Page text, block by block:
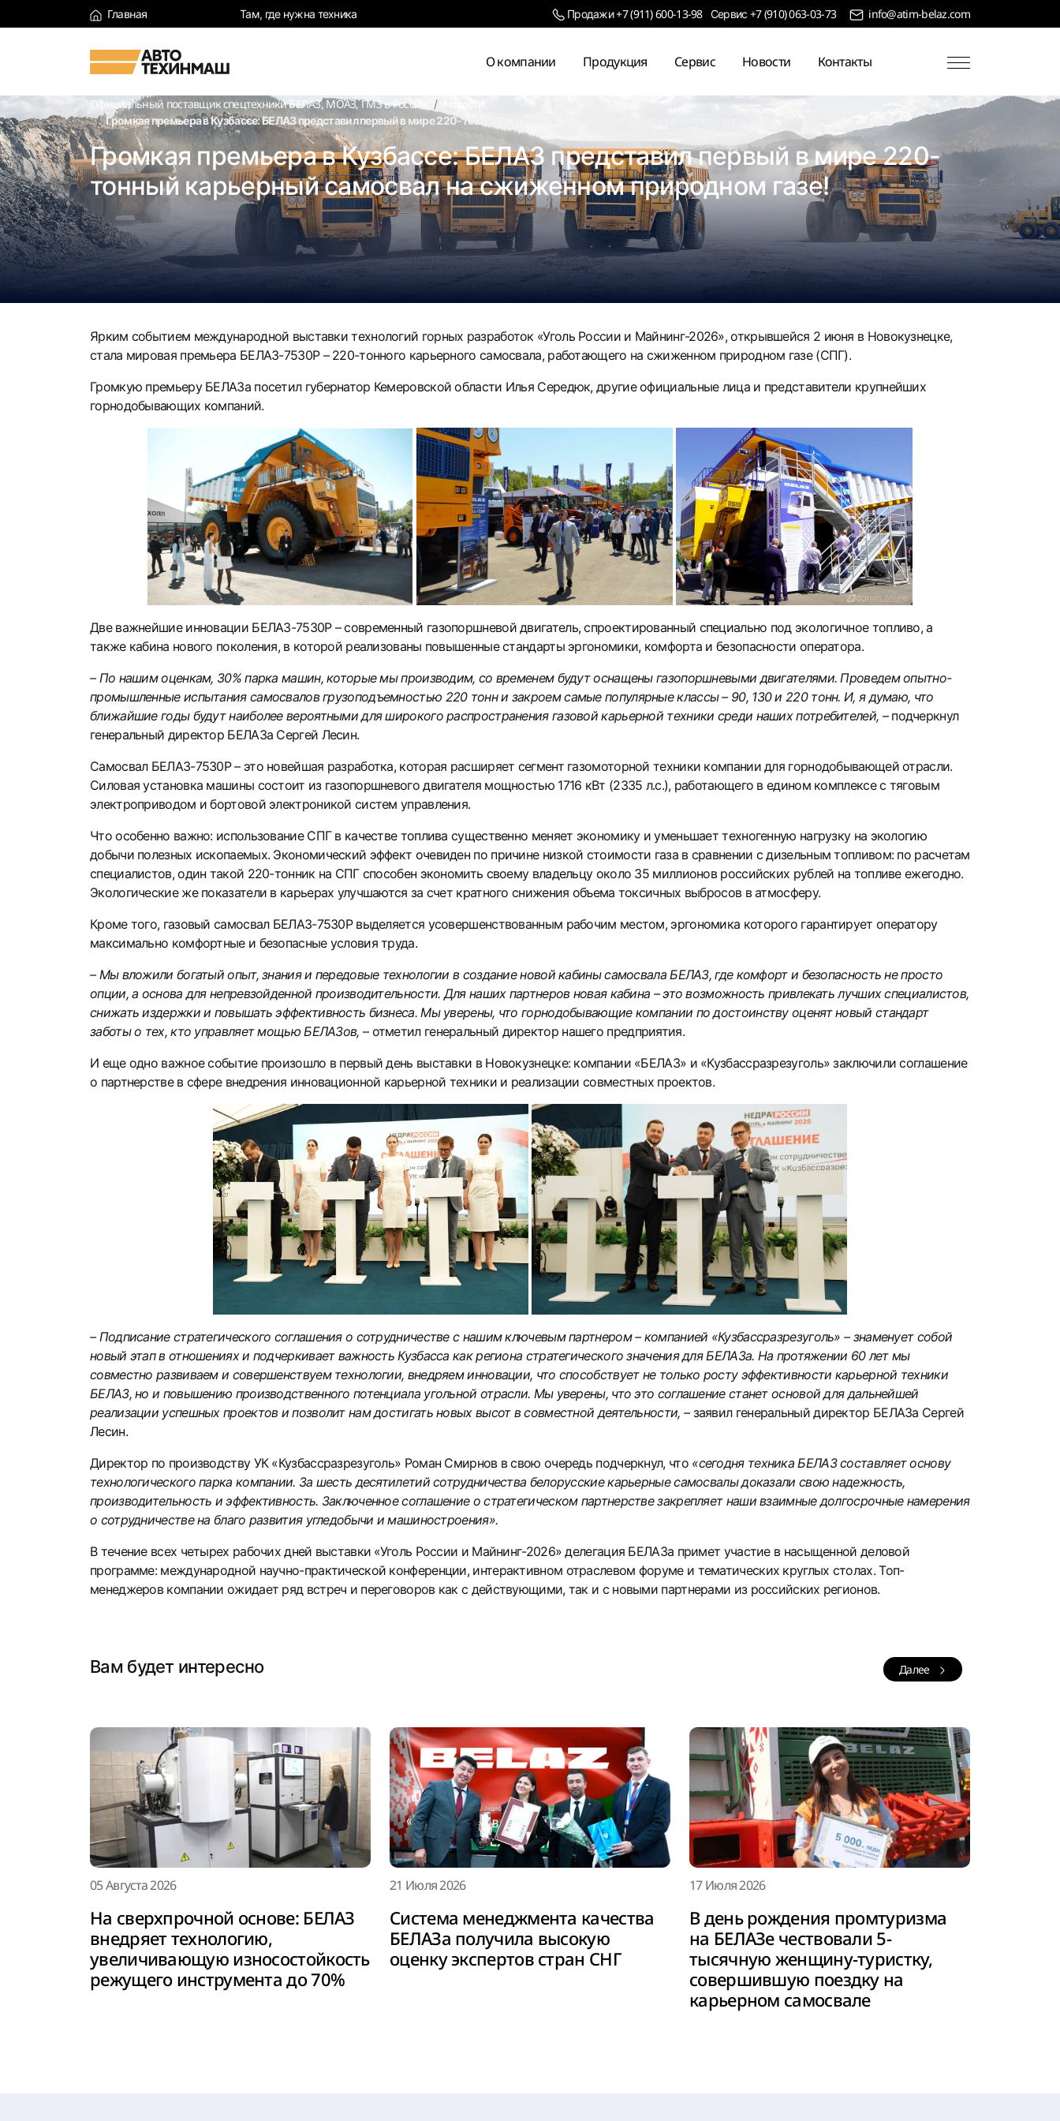
Главная Там, где нужна техника Продажи+7 (911) 600-13-98Сервис +7 (910) 063-03-73 info@atim-belaz.com
О компании Продукция Сервис Новости Контакты
Официальный поставщик спецтехники БЕЛАЗ, МОАЗ, ГМЗ в России
Громкая премьера в Кузбассе: БЕЛАЗ представил первый в мире 220-тонный карьерный самосвал на сжиженном природном газе!
Громкая премьера в Кузбассе: БЕЛАЗ представил первый в мире 220-
тонный карьерный самосвал на сжиженном природном газе!
Ярким событием международной выставки технологий горных разработок «Уголь России и Майнинг-2026», открывшейся 2 июня в Новокузнецке,
стала мировая премьера БЕЛАЗ-7530Р – 220-тонного карьерного самосвала, работающего на сжиженном природном газе (СПГ).
Громкую премьеру БЕЛАЗа посетил губернатор Кемеровской области Илья Середюк, другие официальные лица и представители крупнейших
горнодобывающих компаний.
Две важнейшие инновации БЕЛАЗ-7530Р – современный газопоршневой двигатель, спроектированный специально под экологичное топливо, а
также кабина нового поколения, в которой реализованы повышенные стандарты эргономики, комфорта и безопасности оператора.
– По нашим оценкам, 30% парка машин, которые мы производим, со временем будут оснащены газопоршневыми двигателями. Проведем опытно-
промышленные испытания самосвалов грузоподъемностью 220 тонн и закроем самые популярные классы – 90, 130 и 220 тонн. И, я думаю, что
ближайшие годы будут наиболее вероятными для широкого распространения газовой карьерной техники среди наших потребителей, – подчеркнул
генеральный директор БЕЛАЗа Сергей Лесин.
Самосвал БЕЛАЗ-7530Р – это новейшая разработка, которая расширяет сегмент газомоторной техники компании для горнодобывающей отрасли.
Силовая установка машины состоит из газопоршневого двигателя мощностью 1716 кВт (2335 л.с.), работающего в едином комплексе с тяговым
электроприводом и бортовой электроникой систем управления.
Что особенно важно: использование СПГ в качестве топлива существенно меняет экономику и уменьшает техногенную нагрузку на экологию
добычи полезных ископаемых. Экономический эффект очевиден по причине низкой стоимости газа в сравнении с дизельным топливом: по расчетам
специалистов, один такой 220-тонник на СПГ способен экономить своему владельцу около 35 миллионов российских рублей на топливе ежегодно.
Экологические же показатели в карьерах улучшаются за счет кратного снижения объема токсичных выбросов в атмосферу.
Кроме того, газовый самосвал БЕЛАЗ-7530Р выделяется усовершенствованным рабочим местом, эргономика которого гарантирует оператору
максимально комфортные и безопасные условия труда.
– Мы вложили богатый опыт, знания и передовые технологии в создание новой кабины самосвала БЕЛАЗ, где комфорт и безопасность не просто
опции, а основа для непревзойденной производительности. Для наших партнеров новая кабина – это возможность привлекать лучших специалистов,
снижать издержки и повышать эффективность бизнеса. Мы уверены, что горнодобывающие компании по достоинству оценят новый стандарт
заботы о тех, кто управляет мощью БЕЛАЗов, – отметил генеральный директор нашего предприятия.
И еще одно важное событие произошло в первый день выставки в Новокузнецке: компании «БЕЛАЗ» и «Кузбассразрезуголь» заключили соглашение
о партнерстве в сфере внедрения инновационной карьерной техники и реализации совместных проектов.
– Подписание стратегического соглашения о сотрудничестве с нашим ключевым партнером – компанией «Кузбассразрезуголь» – знаменует собой
новый этап в отношениях и подчеркивает важность Кузбасса как региона стратегического значения для БЕЛАЗа. На протяжении 60 лет мы
совместно развиваем и совершенствуем технологии, внедряем инновации, что способствует не только росту эффективности карьерной техники
БЕЛАЗ, но и повышению производственного потенциала угольной отрасли. Мы уверены, что это соглашение станет основой для дальнейшей
реализации успешных проектов и позволит нам достигать новых высот в совместной деятельности, – заявил генеральный директор БЕЛАЗа Сергей
Лесин.
Директор по производству УК «Кузбассразрезуголь» Роман Смирнов в свою очередь подчеркнул, что «сегодня техника БЕЛАЗ составляет основу
технологического парка компании. За шесть десятилетий сотрудничества белорусские карьерные самосвалы доказали свою надежность,
производительность и эффективность. Заключенное соглашение о стратегическом партнерстве закрепляет наши взаимные долгосрочные намерения
о сотрудничестве на благо развития угледобычи и машиностроения».
В течение всех четырех рабочих дней выставки «Уголь России и Майнинг-2026» делегация БЕЛАЗа примет участие в насыщенной деловой
программе: международной научно-практической конференции, интерактивном отраслевом форуме и тематических круглых столах. Топ-
менеджеров компании ожидает ряд встреч и переговоров как с действующими, так и с новыми партнерами из российских регионов.
Вам будет интересно Далее
05 Августа 2026
На сверхпрочной основе: БЕЛАЗ
внедряет технологию,
увеличивающую износостойкость
режущего инструмента до 70%
21 Июля 2026
Система менеджмента качества
БЕЛАЗа получила высокую
оценку экспертов стран СНГ
17 Июля 2026
В день рождения промтуризма
на БЕЛАЗе чествовали 5-
тысячную женщину-туристку,
совершившую поездку на
карьерном самосвале